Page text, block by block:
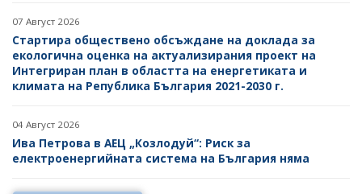
07 Август 2026
Стартира обществено обсъждане на доклада за
екологична оценка на актуализирания проект на
Интегриран план в областта на енергетиката и
климата на Република България 2021-2030 г.
04 Август 2026
Ива Петрова в АЕЦ „Козлодуй“: Риск за
електроенергийната система на България няма